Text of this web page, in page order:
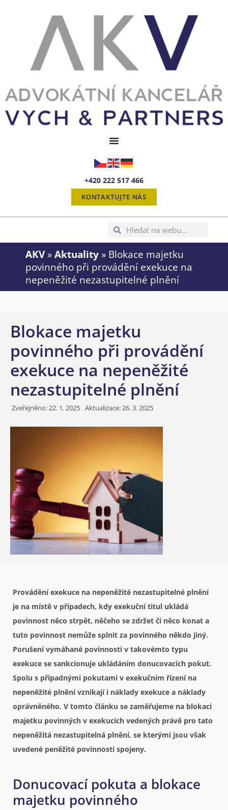
+420 222 517 466
KONTAKTUJTE NÁS
AKV» Aktuality » Blokace majetku
povinného při provádění exekuce na
nepeněžité nezastupitelné plnění
Blokace majetku
povinného při provádění
exekuce na nepeněžité
nezastupitelné plnění
Zveřejněno:22. 1. 2025 Aktualizace: 26. 3. 2025
Provádění exekuce na nepeněžité nezastupitelné plnění
je na místě v případech, kdy exekuční titul ukládá
povinnost něco strpět, něčeho se zdržet či něco konat a
tuto povinnost nemůže splnit za povinného někdo jiný.
Porušení vymáhané povinnosti v takovémto typu
exekuce se sankcionuje ukládáním donucovacích pokut.
Spolu s případnými pokutami v exekučním řízení na
nepeněžité plnění vznikají i náklady exekuce a náklady
oprávněného. V tomto článku se zaměřujeme na blokaci
majetku povinných v exekucích vedených právě pro tato
nepeněžitá nezastupitelná plnění, se kterými jsou však
uvedené peněžité povinnosti spojeny.
Donucovací pokuta a blokace
majetku povinného